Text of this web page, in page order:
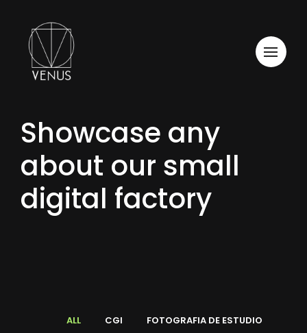
Showcase any
about our small
digital factory
ALL CGI
FOTOGRAFIA DE ESTUDIO